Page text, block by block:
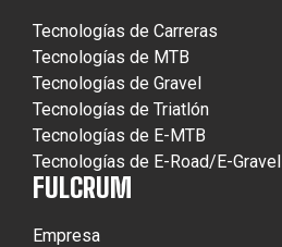
Tecnologías de Carreras
Tecnologías de MTB
Tecnologías de Gravel
Tecnologías de Triatlón
Tecnologías de E-MTB
Tecnologías de E-Road/E-Gravel
FULCRUM
Empresa